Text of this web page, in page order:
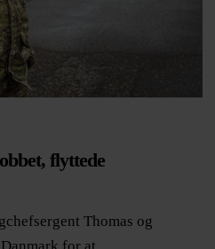
flyttede
Thomas og